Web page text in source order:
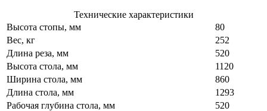
Технические характеристики
Высота стопы, мм
80
Вес, кг
252
Длина реза, мм
520
Высота стола, мм
1120
Ширина стола, мм
860
Длина стола, мм
1293
Рабочая глубина стола, мм
520